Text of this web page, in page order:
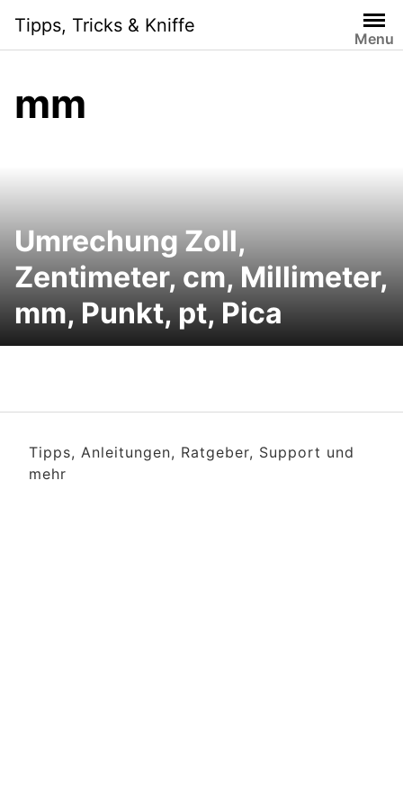
content
Tipps, Tricks & Kniffe
Menu
mm
Umrechung Zoll,
Zentimeter, cm, Millimeter,
mm, Punkt, pt, Pica
Tipps, Anleitungen, Ratgeber, Support und
mehr